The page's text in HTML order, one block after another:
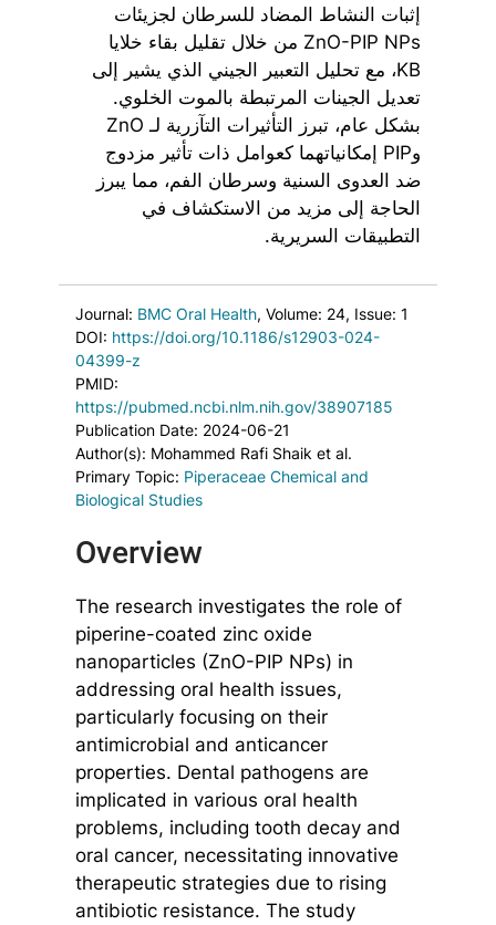
إثبات النشاط المضاد للسرطان لجزيئات
ZnO-PIP NPs من خلال تقليل بقاء خلايا
KB، مع تحليل التعبير الجيني الذي يشير إلى
تعديل الجينات المرتبطة بالموت الخلوي.
بشكل عام، تبرز التأثيرات التآزرية لـ ZnO
وPIP إمكانياتهما كعوامل ذات تأثير مزدوج
ضد العدوى السنية وسرطان الفم، مما يبرز
الحاجة إلى مزيد من الاستكشاف في
التطبيقات السريرية.
Journal: BMC Oral Health, Volume: 24, Issue: 1
DOI: https://doi.org/10.1186/s12903-024-
04399-z
PMID:
https://pubmed.ncbi.nlm.nih.gov/38907185
Publication Date: 2024-06-21
Author(s): Mohammed Rafi Shaik et al.
Primary Topic: Piperaceae Chemical and
Biological Studies
Overview
The research investigates the role of
piperine-coated zinc oxide
nanoparticles (ZnO-PIP NPs) in
addressing oral health issues,
particularly focusing on their
antimicrobial and anticancer
properties. Dental pathogens are
implicated in various oral health
problems, including tooth decay and
oral cancer, necessitating innovative
therapeutic strategies due to rising
antibiotic resistance. The study